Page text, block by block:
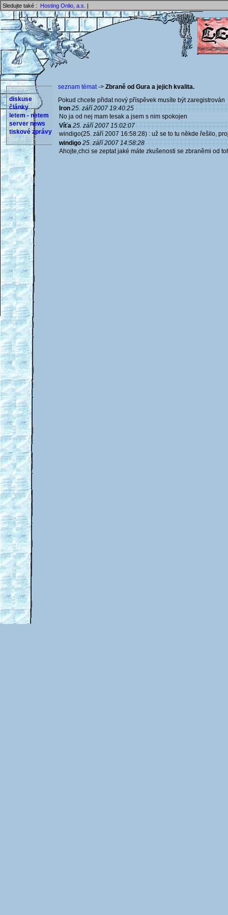
Sledujte také : Hosting Onlio, a.s. |
diskuse
články
letem - netem
server news
tiskové zprávy
seznam témat-> Zbraně od Gura a jejich kvalita.
Pokud chcete přidat nový příspěvek musíte být
Iron 25. září 2007 19:40:25
No ja od nej mam tesak a jsem s nim spokojen
Víťa 25. září 2007 15:02:07
windigo(25. září 2007 16:58:28) : už se to tu někde řešilo,
windigo 25. září 2007 14:58:28
Ahojte,chci se zeptat jaké máte zkušenosti se zbraněmi od